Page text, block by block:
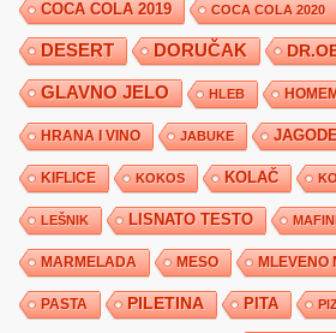
COCA COLA 2019 COCA COLA 2020
DESERT DORUČAK
GLAVNO JELO HLEB
HRANA I VINO JABUKE
KIFLICE KOKOS KOLAČ
LEŠNIK LISNATO TESTO
MARMELADA MESO MLEVENO
PASTA PILETINA PITA